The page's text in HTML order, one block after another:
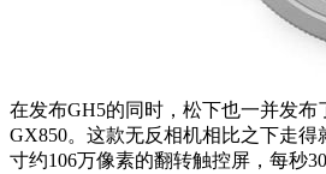
在发布GH5的同时，松下也一并发布
GX850。这款无反相机相比之下走得
寸约106万像素的翻转触控屏，每秒